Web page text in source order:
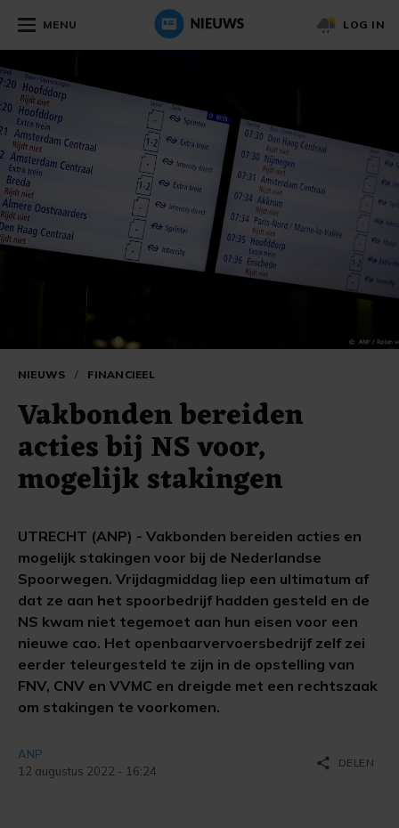
MENU LOG IN
NIEUWS / FINANCIEEL
Vakbonden bereiden
acties bij NS voor,
mogelijk stakingen
UTRECHT (ANP) - Vakbonden bereiden acties en
mogelijk stakingen voor bij de Nederlandse
Spoorwegen. Vrijdagmiddag liep een ultimatum af
dat ze aan het spoorbedrijf hadden gesteld en de
NS kwam niet tegemoet aan hun eisen voor een
nieuwe cao. Het openbaarvervoersbedrijf zelf zei
eerder teleurgesteld te zijn in de opstelling van
FNV, CNV en VVMC en dreigde met een rechtszaak
om stakingen te voorkomen.
ANP
12 augustus 2022 - 16:24
share DELEN